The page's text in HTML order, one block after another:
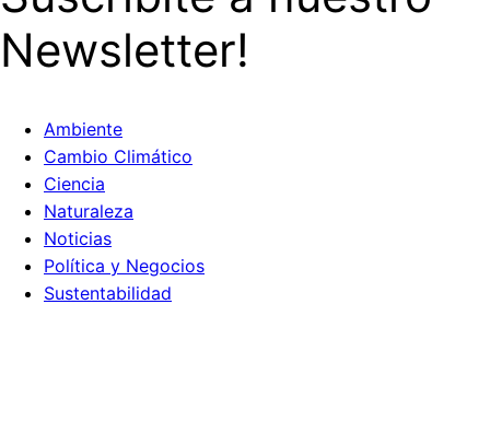
Newsletter!
Ambiente
Cambio Climático
Ciencia
Naturaleza
Noticias
Política y Negocios
Sustentabilidad